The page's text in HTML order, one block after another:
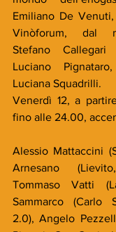
Emiliano De
Vinòforum, dal
Stefano
Luciano
Luciana Squadrilli.
Venerdì 12, a
fino alle 24.00,
Alessio Mattaccini
Arnesano
Tommaso Vatti
Sammarco (Carlo
2.0), Angelo